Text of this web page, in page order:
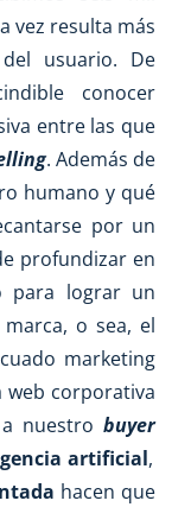
vez resulta más
usuario. De
conocer
entre las que
. Además de
humano y qué
por un
profundizar en
para lograr un
o sea, el
marketing
web corporativa
nuestro buyer
artificial,
hacen que